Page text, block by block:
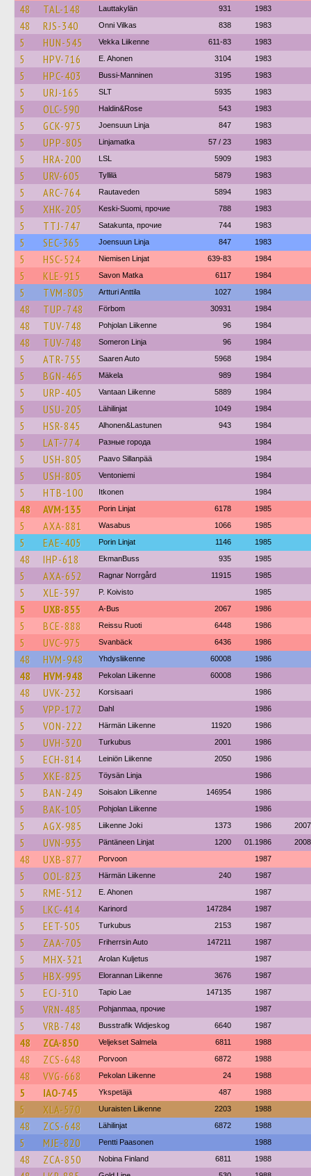
48 TAL-148 Lauttakylän 931 1983
48 RJS-340 Onni Vilkas 838 1983
5 HUN-545 Vekka Liikenne 611-83 1983
5 HPV-716 E. Ahonen 3104 1983
5 HPC-403 Bussi-Manninen 3195 1983
5 URJ-165 SLT 5935 1983
5 OLC-590 Haldin&Rose 543 1983
5 GCK-975 Joensuun Linja 847 1983
5 UPP-805 Linjamatka 57 / 23 1983
5 HRA-200 LSL 5909 1983
5 URV-605 Tyllilä 5879 1983
5 ARC-764 Rautaveden 5894 1983
5 XHK-205 Keski-Suomi, прочие 788 1983
5 TTJ-747 Satakunta, прочие 744 1983
5 SEC-365 Joensuun Linja 847 1983
5 HSC-524 Niemisen Linjat 639-83 1984
5 KLE-915 Savon Matka 6117 1984
5 TVM-805 Artturi Anttila 1027 1984
48 TUP-748 Förbom 30931 1984
48 TUV-748 Pohjolan Liikenne 96 1984
48 TUV-748 Someron Linja 96 1984
5 ATR-755 Saaren Auto 5968 1984
5 BGN-465 Mäkela 989 1984
5 URP-405 Vantaan Liikenne 5889 1984
5 USU-205 Lähilinjat 1049 1984
5 HSR-845 Alhonen&Lastunen 943 1984
5 LAT-774 Разные города 1984
5 USH-805 Paavo Sillanpää 1984
5 USH-805 Ventoniemi 1984
5 HTB-100 Itkonen 1984
48 AVM-135 Porin Linjat 6178 1985
5 AXA-881 Wasabus 1066 1985
5 EAE-405 Porin Linjat 1146 1985
48 IHP-618 EkmanBuss 935 1985
5 AXA-652 Ragnar Norrgård 11915 1985
5 XLE-397 P. Koivisto 1985
5 UXB-855 A-Bus 2067 1986
5 BCE-888 Reissu Ruoti 6448 1986
5 UVC-975 Svanbäck 6436 1986
48 HVM-948 Yhdysliikenne 60008 1986
48 HVM-948 Pekolan Liikenne 60008 1986
48 UVK-232 Korsisaari 1986
5 VPP-172 Dahl 1986
5 VON-222 Härmän Liikenne 11920 1986
5 UVH-320 Turkubus 2001 1986
5 ECH-814 Leiniön Liikenne 2050 1986
5 XKE-825 Töysän Linja 1986
5 BAN-249 Soisalon Liikenne 146954 1986
5 BAK-105 Pohjolan Liikenne 1986
5 AGX-985 Liikenne Joki 1373 1986 2007
5 UVN-935 Päntäneen Linjat 1200 01.1986 2008
48 UXB-877 Porvoon 1987
5 OOL-823 Härmän Liikenne 240 1987
5 RME-512 E. Ahonen 1987
5 LKC-414 Karinord 147284 1987
5 EET-505 Turkubus 2153 1987
5 ZAA-705 Friherrsin Auto 147211 1987
5 MHX-321 Arolan Kuljetus 1987
5 HBX-995 Elorannan Liikenne 3676 1987
5 ECJ-310 Tapio Lae 147135 1987
5 VRN-485 Pohjanmaa, прочие 1987
5 VRB-748 Busstrafik Widjeskog 6640 1987
48 ZCA-850 Veljekset Salmela 6811 1988
48 ZCS-648 Porvoon 6872 1988
48 VVG-668 Pekolan Liikenne 24 1988
5 IAO-745 Ykspetäjä 487 1988
5 XLA-570 Uuraisten Liikenne 2203 1988
48 ZCS-648 Lähilinjat 6872 1988
5 MJE-820 Pentti Paasonen 1988
48 ZCA-850 Nobina Finland 6811 1988